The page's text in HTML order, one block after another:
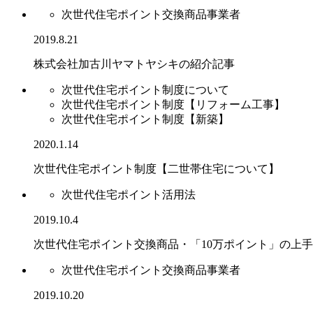
次世代住宅ポイント交換商品事業者
2019.8.21
株式会社加古川ヤマトヤシキの紹介記事
次世代住宅ポイント制度について
次世代住宅ポイント制度【リフォーム工事】
次世代住宅ポイント制度【新築】
2020.1.14
次世代住宅ポイント制度【二世帯住宅について】
次世代住宅ポイント活用法
2019.10.4
次世代住宅ポイント交換商品・「10万ポイント」の上
次世代住宅ポイント交換商品事業者
2019.10.20